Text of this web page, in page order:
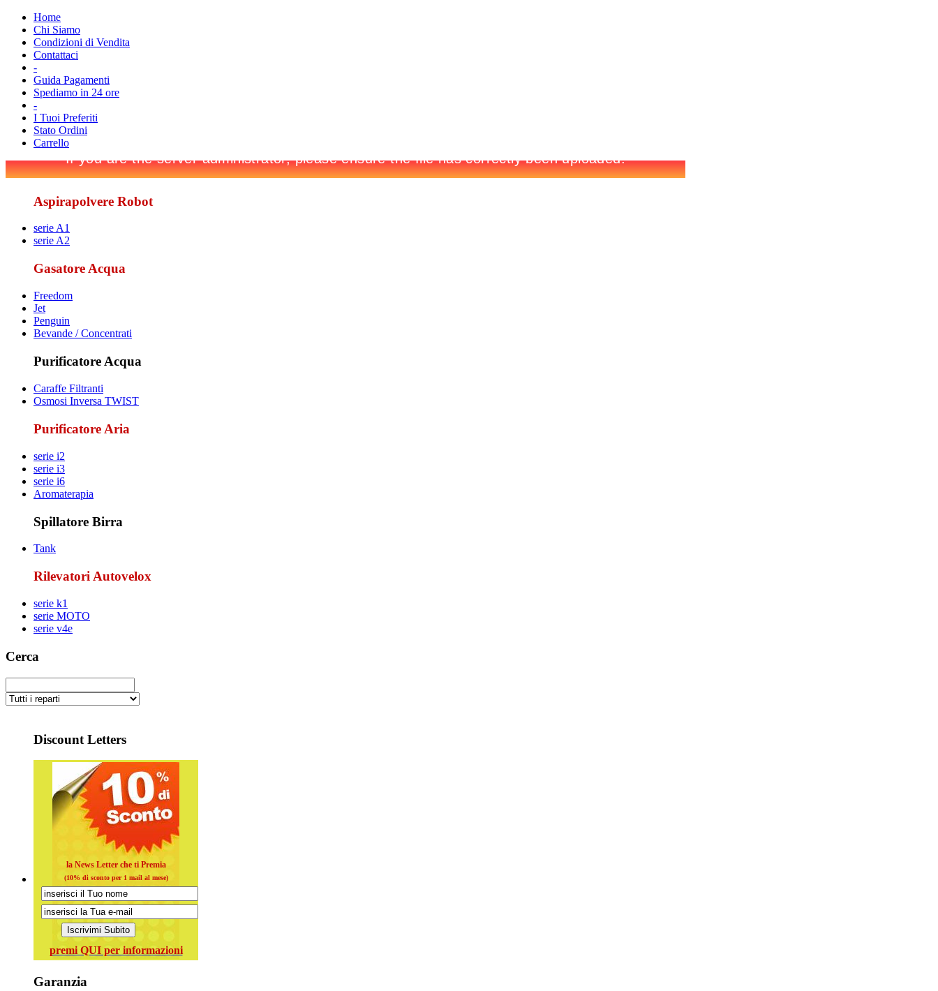
Home
Chi Siamo
Condizioni di Vendita
Contattaci
-
Guida Pagamenti
Spediamo in 24 ore
-
I Tuoi Preferiti
Stato Ordini
Carrello
Aspirapolvere Robot
serie A1
serie A2
Gasatore Acqua
Freedom
Jet
Penguin
Bevande / Concentrati
Purificatore Acqua
Caraffe Filtranti
Osmosi Inversa TWIST
Purificatore Aria
serie i2
serie i3
serie i6
Aromaterapia
Spillatore Birra
Tank
Rilevatori Autovelox
serie k1
serie MOTO
serie v4e
Cerca
Discount Letters
la News Letter che ti Premia
(10% di sconto per 1 mail al mese)
premi QUI per informazioni
Garanzia